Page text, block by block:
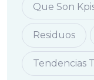
Que Son
Residuos
Tendencias